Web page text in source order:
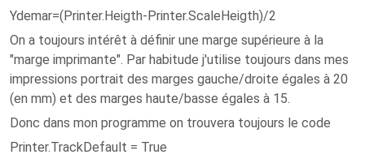
Ydemar=(Printer.Heigth-Printer.ScaleHeigth)/2
On a toujours intérêt à définir une marge supérieure à la
"marge imprimante". Par habitude j'utilise toujours dans mes
impressions portrait des marges gauche/droite égales à 20
(en mm) et des marges haute/basse égales à 15.
Donc dans mon programme on trouvera toujours le code
Printer.TrackDefault = True